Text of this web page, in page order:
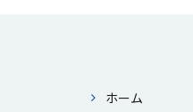
ホーム